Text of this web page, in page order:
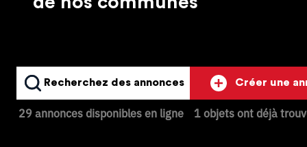
Recherchez des annonces
29 annonces disponibles en ligne
Créer une
1 objets ont déjà